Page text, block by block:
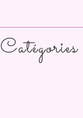
Catégories